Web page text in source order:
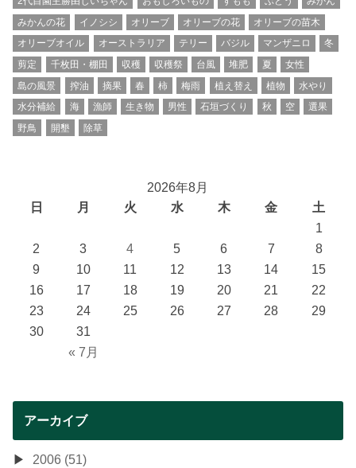
みかんの花
イノシシ オリーブ オリーブの花
オリーブの苗木
オリーブオイル
オーストラリア テリー バジル マンザニロ
冬
剪定
千枚田・棚田 収穫 収穫祭 台風 堆肥 夏
女性
島の風景
搾油 摘果 春 柿 梅雨 植え替え 植物
水やり
水分補給
海 漁師 生き物 男性 石垣づくり 秋 空
選果
野鳥
開墾 除草
2026年8月
日
月 火 水 木 金 土
« 7月
1
2
3 4 5 6 7
8
9
10 11 12 13 14
15
16
17 18 19 20 21
22
23
24 25 26 27 28
29
30
31
アーカイブ
2006 (51)